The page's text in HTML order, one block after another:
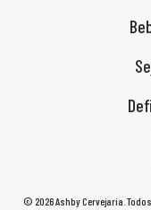
© 2026 Ashby Cervejaria.